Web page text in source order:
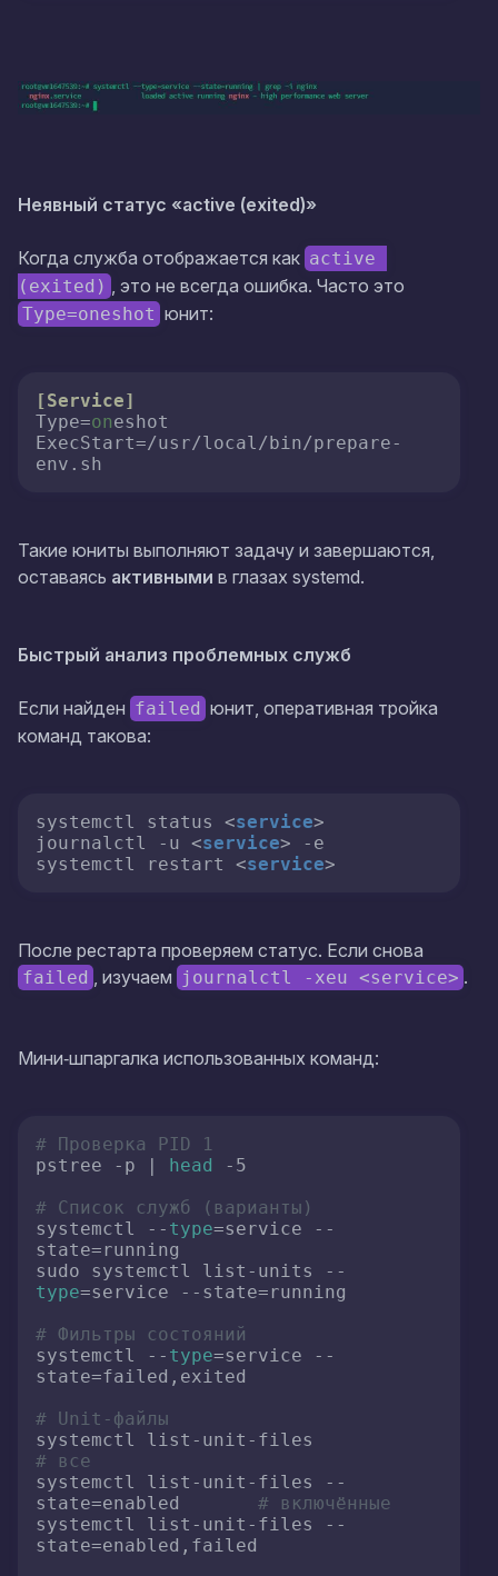
Неявный статус «active (exited)»
Когда служба отображается как active
(exited) , это не всегда ошибка. Часто это
Type=oneshot юнит:
[Service]
Type=on
ExecStart=/usr/local/bin/prepare-
env.sh
Такие юниты выполняют задачу и завершаются,
оставаясь активными в глазах systemd.
Быстрый анализ проблемных служб
Если найден failed юнит, оперативная тройка
команд такова:
systemctl status <service>
journalctl -u <service> -e
systemctl restart <service>
После рестарта проверяем статус. Если снова
failed , изучаем journalctl -xeu <service> .
Мини‑шпаргалка использованных команд:
# Проверка PID 1
pstree -p | head
-5
# Список служб (варианты)
systemctl -- type=service --
state=running
sudo systemctl list-units --
type=service --state=running
# Фильтры состояний
systemctl -- type=service --
state=failed,exited
# Unit‑файлы
# все
systemctl list-unit-files --
state=enabled # включённые
systemctl list-unit-files --
state=enabled,failed